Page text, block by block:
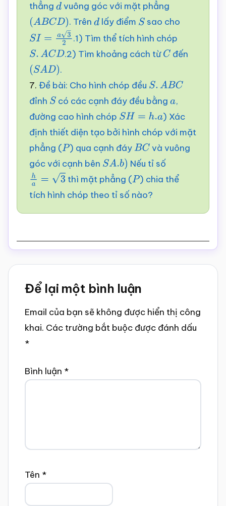
thẳng dvuông góc với mặt phẳng
(ABCD) . Trên dlấy điểm Ssao cho
SI= a3 2
.1) Tìm thể tích hình chóp
S.ACD .2) Tìm khoảng cách từC đến
(SAD) .
7. Đề bài: Cho hình chóp đều S.ABC
đỉnh S có các cạnh đáy đều bằnga,
đường cao hình chóp SH= h. a) Xác
định thiết diện tạo bởi hình chóp với mặt
phẳng (P ) qua cạnh đáyBC và vuông
góc với cạnh bên SA. b) Nếu tỉ số
ha =3 thì mặt phẳng (P ) chia thể
tích hình chóp theo tỉ số nào?
Reader
Interactions
Để lại một bình luận
Email của bạn sẽ không được hiển thị công
khai. Các trường bắt buộc được đánh dấu
*
Bình luận *
Tên *